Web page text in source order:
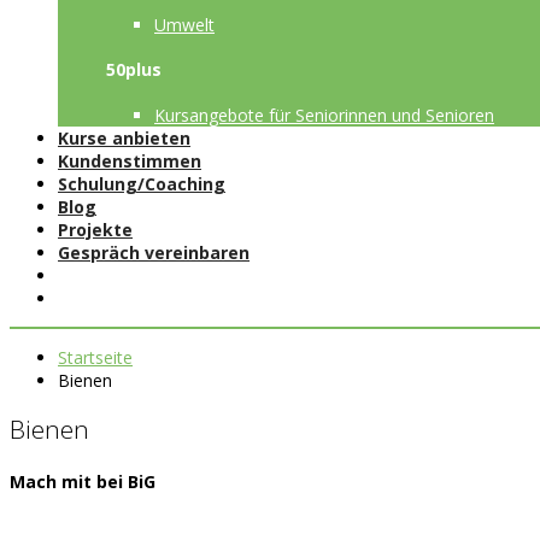
Umwelt
50plus
Kursangebote für Seniorinnen und Senioren
Kurse anbieten
Kundenstimmen
Schulung/Coaching
Blog
Projekte
Gespräch vereinbaren
Startseite
Bienen
Bienen
Mach mit bei BiG